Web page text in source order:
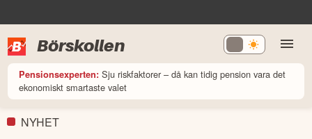
Börskollen
Pensionsexperten: Sju riskfaktorer – då kan tidig pension vara det
ekonomiskt smartaste valet
NYHET